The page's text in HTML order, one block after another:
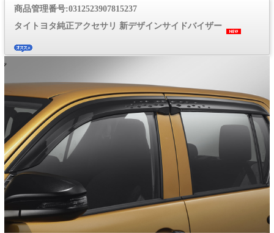
商品管理番号:0312523907815237
タイトヨタ純正アクセサリ 新デザインサイドバイザー